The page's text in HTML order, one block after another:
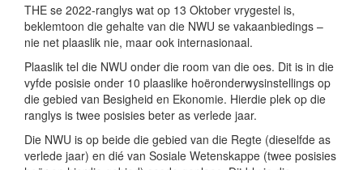
THE se 2022-ranglys wat op 13 Oktober vrygestel is,
beklemtoon die gehalte van die NWU se vakaanbiedings –
nie net plaaslik nie, maar ook internasionaal.
Plaaslik tel die NWU onder die room van die oes. Dit is in die
vyfde posisie onder 10 plaaslike hoëronderwysinstellings op
die gebied van Besigheid en Ekonomie. Hierdie plek op die
ranglys is twee posisies beter as verlede jaar.
Die NWU is op beide die gebied van die Regte (dieselfde as
verlede jaar) en dié van Sosiale Wetenskappe (twee posisies